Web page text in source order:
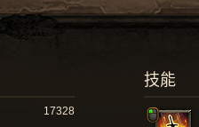
技能
17328